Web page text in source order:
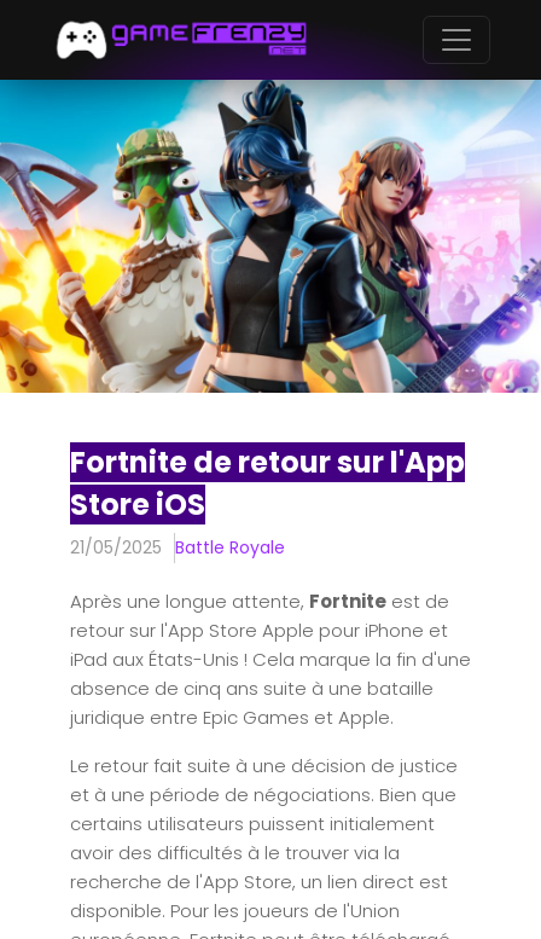
Fortnite de retour sur l'App
Store iOS
21/05/2025 Battle Royale
Après une longue attente, Fortnite est de
retour sur l'App Store Apple pour iPhone et
iPad aux États-Unis ! Cela marque la fin d'une
absence de cinq ans suite à une bataille
juridique entre Epic Games et Apple.
Le retour fait suite à une décision de justice
et à une période de négociations. Bien que
certains utilisateurs puissent initialement
avoir des difficultés à le trouver via la
recherche de l'App Store, un lien direct est
disponible. Pour les joueurs de l'Union